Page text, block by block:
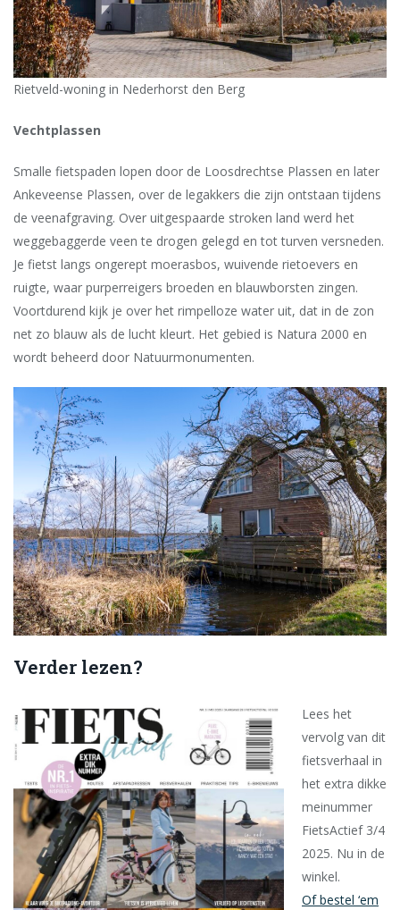
Rietveld-woning in Nederhorst den Berg
Vechtplassen
Smalle fietspaden lopen door de Loosdrechtse Plassen en later
Ankeveense Plassen, over de legakkers die zijn ontstaan tijdens
de veenafgraving. Over uitgespaarde stroken land werd het
weggebaggerde veen te drogen gelegd en tot turven versneden.
Je fietst langs ongerept moerasbos, wuivende rietoevers en
ruigte, waar purperreigers broeden en blauwborsten zingen.
Voortdurend kijk je over het rimpelloze water uit, dat in de zon
net zo blauw als de lucht kleurt. Het gebied is Natura 2000 en
wordt beheerd door Natuurmonumenten.
Verder lezen?
Lees het
vervolg van dit
fietsverhaal in
het extra dikke
meinummer
FietsActief 3/4
2025. Nu in de
winkel.
Of bestel ‘em